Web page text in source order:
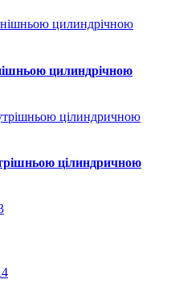
цилиндрічною
цілиндричною